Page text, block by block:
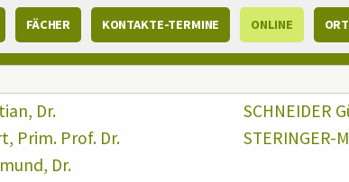
FÄCHER KONTAKTE-TERMINE ONLINE
spalte)
Dr.
SCHNEIDER
Prim. Prof. Dr.
STERINGER-
Dr.